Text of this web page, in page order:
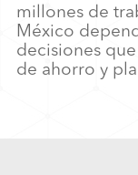
millones de
México
decisiones
de ahorro y